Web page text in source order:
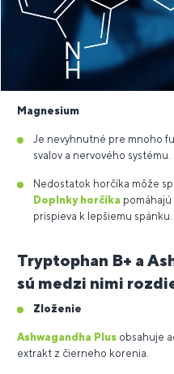
Magnesium
Je nevyhnutné pre mnoho
svalov a nervového systému.
Nedostatok horčíka môže
Doplnky horčíka pomáhajú
prispieva k lepšiemu spánku.
Tryptophan B+ a
sú medzi nimi
Zloženie
Ashwagandha Plus obsahuje
extrakt z čierneho korenia.